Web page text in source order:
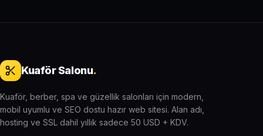
Kuaför Salonu.
Kuaför, berber, spa ve güzellik salonları için modern,
mobil uyumlu ve SEO dostu hazır web sitesi. Alan adı,
hosting ve SSL dahil yıllık sadece 50 USD + KDV.